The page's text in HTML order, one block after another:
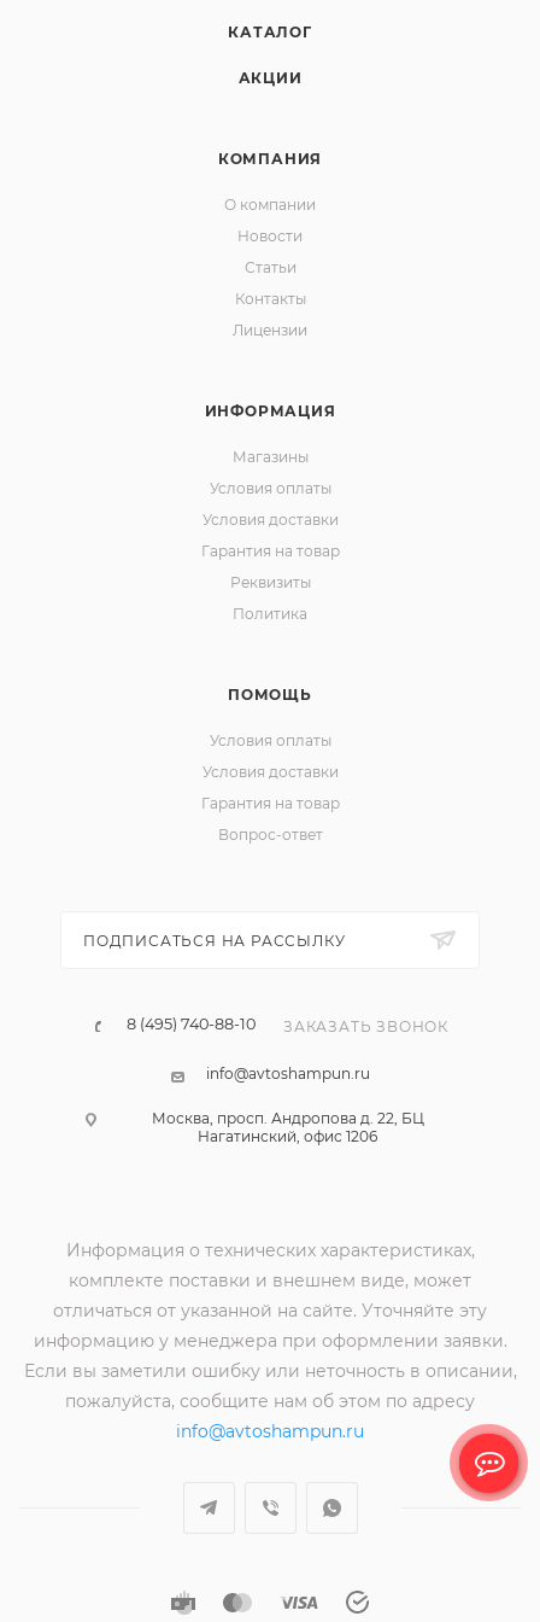
КАТАЛОГ
АКЦИИ
КОМПАНИЯ
О компании
Новости
Статьи
Контакты
Лицензии
ИНФОРМАЦИЯ
Магазины
Условия оплаты
Условия доставки
Гарантия на товар
Реквизиты
Политика
ПОМОЩЬ
Условия оплаты
Условия доставки
Гарантия на товар
Вопрос-ответ
ПОДПИСАТЬСЯ НА РАССЫЛКУ
8 (495) 740-88-10 ЗАКАЗАТЬ ЗВОНОК
info@avtoshampun.ru
Москва, просп. Андропова д. 22, БЦ
Нагатинский, офис 1206
Информация о технических характеристиках,
комплекте поставки и внешнем виде, может
отличаться от указанной на сайте. Уточняйте эту
информацию у менеджера при оформлении заявки.
Если вы заметили ошибку или неточность в описании,
пожалуйста, сообщите нам об этом по адресу
info@avtoshampun.ru